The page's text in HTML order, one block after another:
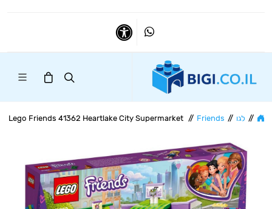
Whatsapp
// לגו //
Friends
//
Lego Friends 41362 Heartlake City Supermarket